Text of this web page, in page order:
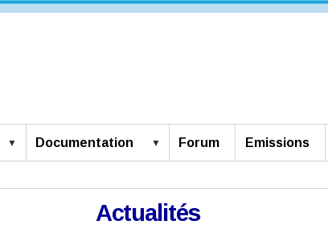
Documentation Forum Emissions
Actualités